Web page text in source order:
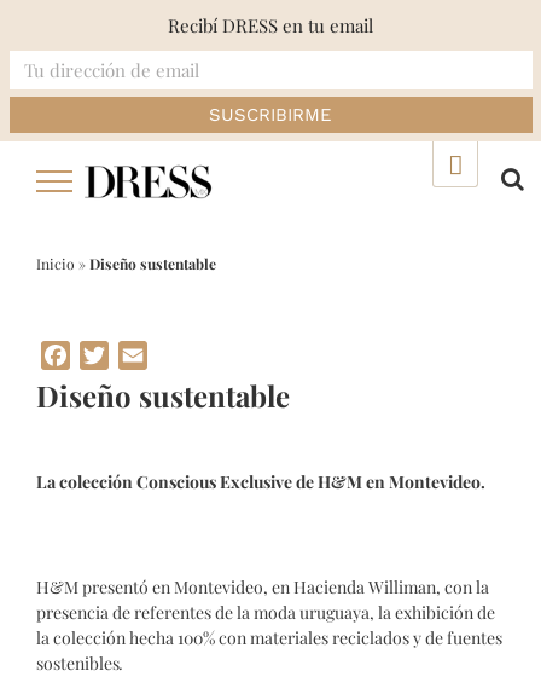
Inicio »Diseño sustentable
Facebook
Twitter
Diseño sustentable
La colección Conscious Exclusive de H&M en Montevideo.
H&M presentó en Montevideo, en Hacienda Williman, con la
presencia de referentes de la moda uruguaya, la exhibición de
la colección hecha 100% con materiales reciclados y de fuentes
sostenibles.
Recibí DRESS en tu email